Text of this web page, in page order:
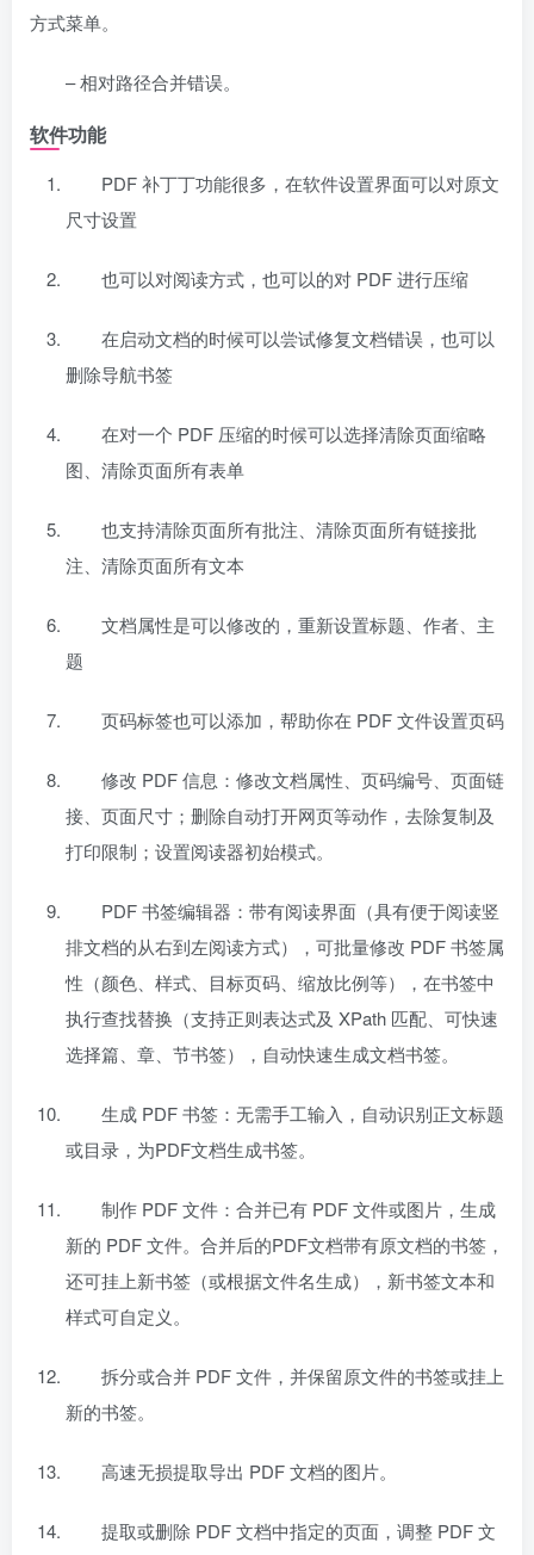
方式菜单。
– 相对路径合并错误。
软件功能
PDF 补丁丁功能很多，在软件设置界面可以对原文
尺寸设置
也可以对阅读方式，也可以的对 PDF 进行压缩
在启动文档的时候可以尝试修复文档错误，也可以
删除导航书签
在对一个 PDF 压缩的时候可以选择清除页面缩略
图、清除页面所有表单
也支持清除页面所有批注、清除页面所有链接批
注、清除页面所有文本
文档属性是可以修改的，重新设置标题、作者、主
题
页码标签也可以添加，帮助你在 PDF 文件设置页码
修改 PDF 信息：修改文档属性、页码编号、页面链
接、页面尺寸；删除自动打开网页等动作，去除复制及
打印限制；设置阅读器初始模式。
PDF 书签编辑器：带有阅读界面（具有便于阅读竖
排文档的从右到左阅读方式），可批量修改 PDF 书签属
性（颜色、样式、目标页码、缩放比例等），在书签中
执行查找替换（支持正则表达式及 XPath 匹配、可快速
选择篇、章、节书签），自动快速生成文档书签。
生成 PDF 书签：无需手工输入，自动识别正文标题
或目录，为PDF文档生成书签。
制作 PDF 文件：合并已有 PDF 文件或图片，生成
新的 PDF 文件。合并后的PDF文档带有原文档的书签，
还可挂上新书签（或根据文件名生成），新书签文本和
样式可自定义。
拆分或合并 PDF 文件，并保留原文件的书签或挂上
新的书签。
高速无损提取导出 PDF 文档的图片。
提取或删除 PDF 文档中指定的页面，调整 PDF 文